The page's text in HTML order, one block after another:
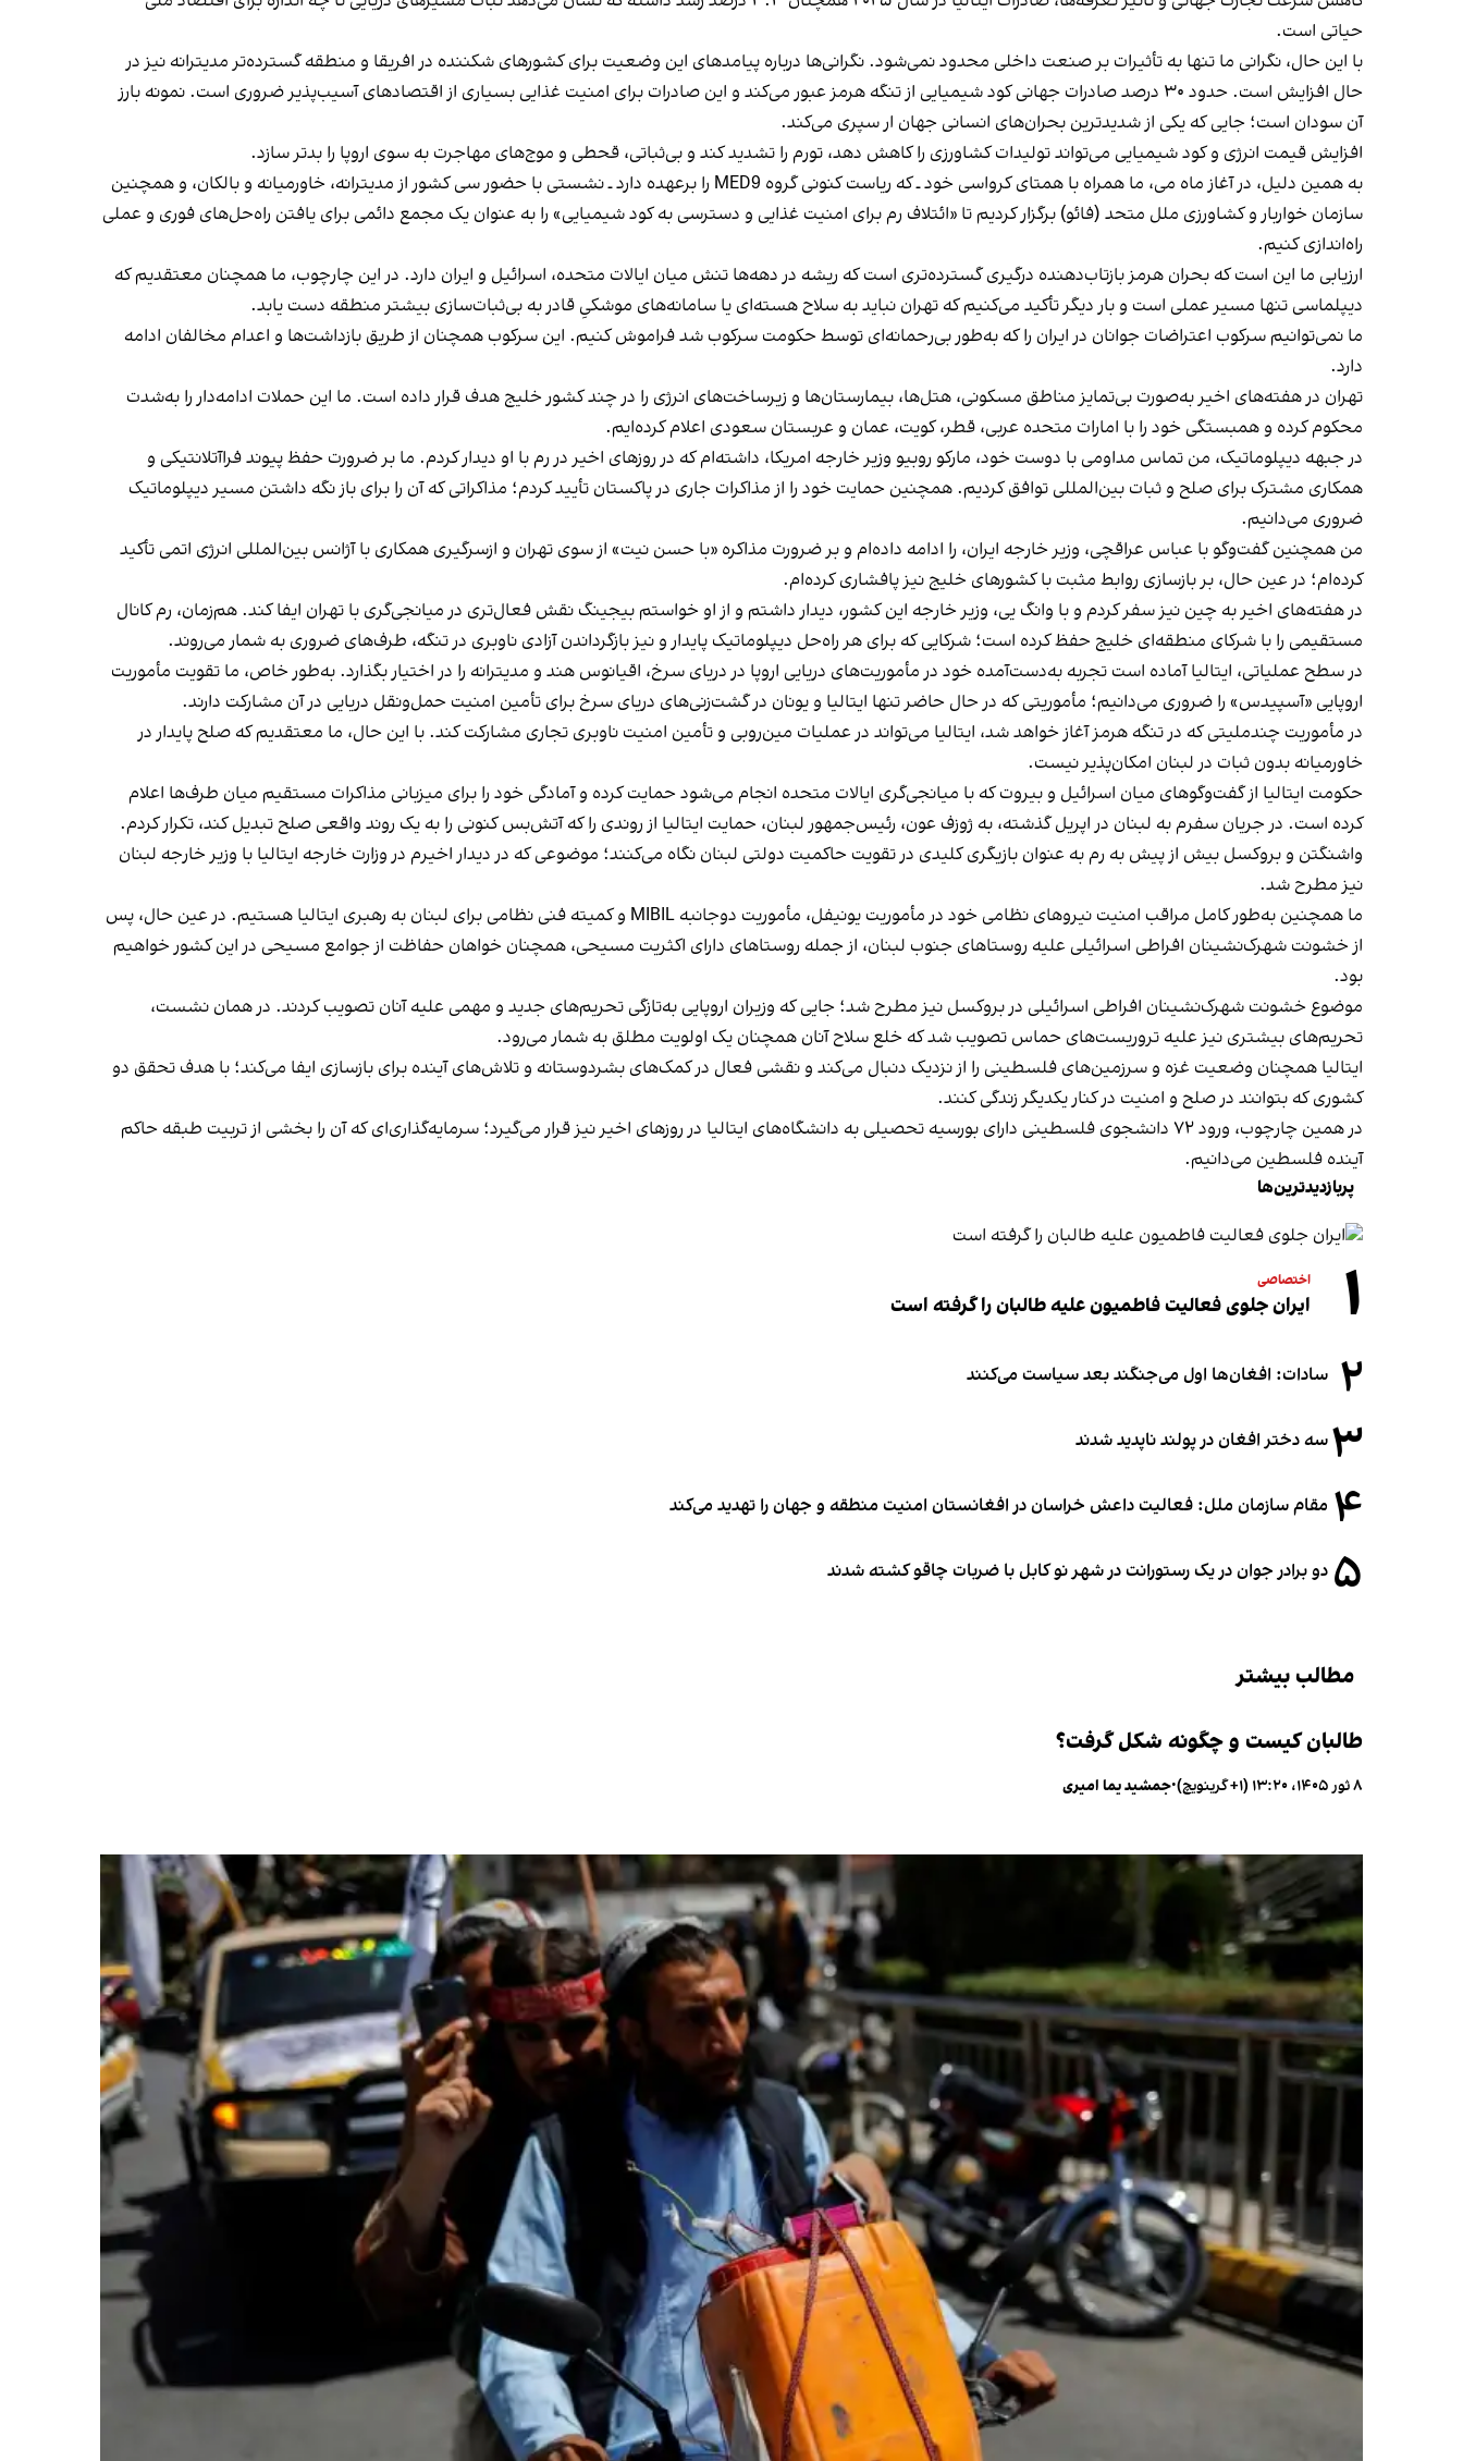
حیاتی است.
با این حال، نگرانی ما تنها به تأثیرات بر صنعت داخلی محدود نمی‌شود. نگرانی‌ها درباره پیامدهای این وضعیت برای کشورهای شکننده در افریقا و منطقه گسترده‌تر مدیترانه نیز در
حال افزایش است. حدود ۳۰ درصد صادرات جهانی کود شیمیایی از تنگه هرمز عبور می‌کند و این صادرات برای امنیت غذایی بسیاری از اقتصادهای آسیب‌پذیر ضروری است. نمونه بارز
آن سودان است؛ جایی که یکی از شدیدترین بحران‌های انسانی جهان ار سپری می‌کند.
افزایش قیمت انرژی و کود شیمیایی می‌تواند تولیدات کشاورزی را کاهش دهد، تورم را تشدید کند و بی‌ثباتی، قحطی و موج‌های مهاجرت به سوی اروپا را بدتر سازد.
به همین دلیل، در آغاز ماه می، ما همراه با همتای کرواسی خود ـ که ریاست کنونی گروه MED9 را برعهده دارد ـ نشستی با حضور سی کشور از مدیترانه، خاورمیانه و بالکان، و همچنین
سازمان خواربار و کشاورزی ملل متحد (فائو) برگزار کردیم تا «ائتلاف رم برای امنیت غذایی و دسترسی به کود شیمیایی» را به عنوان یک مجمع دائمی برای یافتن راه‌حل‌های فوری و عملی
راه‌اندازی کنیم.
ارزیابی ما این است که بحران هرمز بازتاب‌دهنده درگیری گسترده‌تری است که ریشه در دهه‌ها تنش میان ایالات متحده، اسرائیل و ایران دارد. در این چارچوب، ما همچنان معتقدیم که
دیپلماسی تنها مسیر عملی است و بار دیگر تأکید می‌کنیم که تهران نباید به سلاح هسته‌ای یا سامانه‌های موشکیِ قادر به بی‌ثبات‌سازی بیشتر منطقه دست یابد.
ما نمی‌توانیم سرکوب اعتراضات جوانان در ایران را که به‌طور بی‌رحمانه‌ای توسط حکومت سرکوب شد فراموش کنیم. این سرکوب همچنان از طریق بازداشت‌ها و اعدام مخالفان ادامه
دارد.
تهران در هفته‌های اخیر به‌صورت بی‌تمایز مناطق مسکونی، هتل‌ها، بیمارستان‌ها و زیرساخت‌های انرژی را در چند کشور خلیج هدف قرار داده است. ما این حملات ادامه‌دار را به‌شدت
محکوم کرده و همبستگی خود را با امارات متحده عربی، قطر، کویت، عمان و عربستان سعودی اعلام کرده‌ایم.
در جبهه دیپلوماتیک، من تماس مداومی با دوست خود، مارکو روبیو وزیر خارجه امریکا، داشته‌ام که در روزهای اخیر در رم با او دیدار کردم. ما بر ضرورت حفظ پیوند فراآتلانتیکی و
همکاری مشترک برای صلح و ثبات بین‌المللی توافق کردیم. همچنین حمایت خود را از مذاکرات جاری در پاکستان تأیید کردم؛ مذاکراتی که آن را برای باز نگه داشتن مسیر دیپلوماتیک
ضروری می‌دانیم.
من همچنین گفت‌وگو با عباس عراقچی، وزیر خارجه ایران، را ادامه داده‌ام و بر ضرورت مذاکره «با حسن نیت» از سوی تهران و ازسرگیری همکاری با آژانس بین‌المللی انرژی اتمی تأکید
کرده‌ام؛ در عین حال، بر بازسازی روابط مثبت با کشورهای خلیج نیز پافشاری کرده‌ام.
در هفته‌های اخیر به چین نیز سفر کردم و با وانگ یی، وزیر خارجه این کشور، دیدار داشتم و از او خواستم بیجینگ نقش فعال‌تری در میانجی‌گری با تهران ایفا کند. هم‌زمان، رم کانال
مستقیمی را با شرکای منطقه‌ای خلیج حفظ کرده است؛ شرکایی که برای هر راه‌حل دیپلوماتیک پایدار و نیز بازگرداندن آزادی ناوبری در تنگه، طرف‌های ضروری به شمار می‌روند.
در سطح عملیاتی، ایتالیا آماده است تجربه به‌دست‌آمده خود در مأموریت‌های دریایی اروپا در دریای سرخ، اقیانوس هند و مدیترانه را در اختیار بگذارد. به‌طور خاص، ما تقویت مأموریت
اروپایی «آسپیدس» را ضروری می‌دانیم؛ مأموریتی که در حال حاضر تنها ایتالیا و یونان در گشت‌زنی‌های دریای سرخ برای تأمین امنیت حمل‌ونقل دریایی در آن مشارکت دارند.
در مأموریت چندملیتی که در تنگه هرمز آغاز خواهد شد، ایتالیا می‌تواند در عملیات مین‌روبی و تأمین امنیت ناوبری تجاری مشارکت کند. با این حال، ما معتقدیم که صلح پایدار در
خاورمیانه بدون ثبات در لبنان امکان‌پذیر نیست.
حکومت ایتالیا از گفت‌وگوهای میان اسرائیل و بیروت که با میانجی‌گری ایالات متحده انجام می‌شود حمایت کرده و آمادگی خود را برای میزبانی مذاکرات مستقیم میان طرف‌ها اعلام
کرده است. در جریان سفرم به لبنان در اپریل گذشته، به ژوزف عون، رئیس‌جمهور لبنان، حمایت ایتالیا از روندی را که آتش‌بس کنونی را به یک روند واقعی صلح تبدیل کند، تکرار کردم.
واشنگتن و بروکسل بیش از پیش به رم به عنوان بازیگری کلیدی در تقویت حاکمیت دولتی لبنان نگاه می‌کنند؛ موضوعی که در دیدار اخیرم در وزارت خارجه ایتالیا با وزیر خارجه لبنان
نیز مطرح شد.
ما همچنین به‌طور کامل مراقب امنیت نیروهای نظامی خود در مأموریت یونیفل، مأموریت دوجانبه MIBIL و کمیته فنی نظامی برای لبنان به رهبری ایتالیا هستیم. در عین حال، پس
از خشونت شهرک‌نشینان افراطی اسرائیلی علیه روستاهای جنوب لبنان، از جمله روستاهای دارای اکثریت مسیحی، همچنان خواهان حفاظت از جوامع مسیحی در این کشور خواهیم
بود.
موضوع خشونت شهرک‌نشینان افراطی اسرائیلی در بروکسل نیز مطرح شد؛ جایی که وزیران اروپایی به‌تازگی تحریم‌های جدید و مهمی علیه آنان تصویب کردند. در همان نشست،
تحریم‌های بیشتری نیز علیه تروریست‌های حماس تصویب شد که خلع سلاح آنان همچنان یک اولویت مطلق به شمار می‌رود.
ایتالیا همچنان وضعیت غزه و سرزمین‌های فلسطینی را از نزدیک دنبال می‌کند و نقشی فعال در کمک‌های بشردوستانه و تلاش‌های آینده برای بازسازی ایفا می‌کند؛ با هدف تحقق دو
کشوری که بتوانند در صلح و امنیت در کنار یکدیگر زندگی کنند.
در همین چارچوب، ورود ۷۲ دانشجوی فلسطینی دارای بورسیه تحصیلی به دانشگاه‌های ایتالیا در روزهای اخیر نیز قرار می‌گیرد؛ سرمایه‌گذاری‌ای که آن را بخشی از تربیت طبقه حاکم
آینده فلسطین می‌دانیم.
پربازدیدترین‌ها
۱ اختصاصی
ایران جلوی فعالیت فاطمیون علیه طالبان را گرفته است
۲ سادات: افغان‌ها اول می‌جنگند بعد سیاست می‌کنند
۳سه دختر افغان در پولند ناپدید شدند
۴ مقام سازمان ملل: فعالیت داعش خراسان در افغانستان امنیت منطقه و جهان را تهدید می‌کند
۵ دو برادر جوان در یک رستورانت در شهر نو کابل با ضربات چاقو کشته شدند
مطالب بیشتر
طالبان کیست و چگونه شکل گرفت؟
۸ ثور ۱۴۰۵، ۱۳:۲۰ (‎+۱ گرینویچ) •جمشید یما امیری